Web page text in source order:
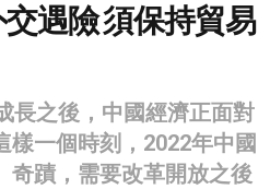
遇險 須保持貿易
長之後，中國經濟正面對
樣一個時刻，2022年中國
奇蹟，需要改革開放之後